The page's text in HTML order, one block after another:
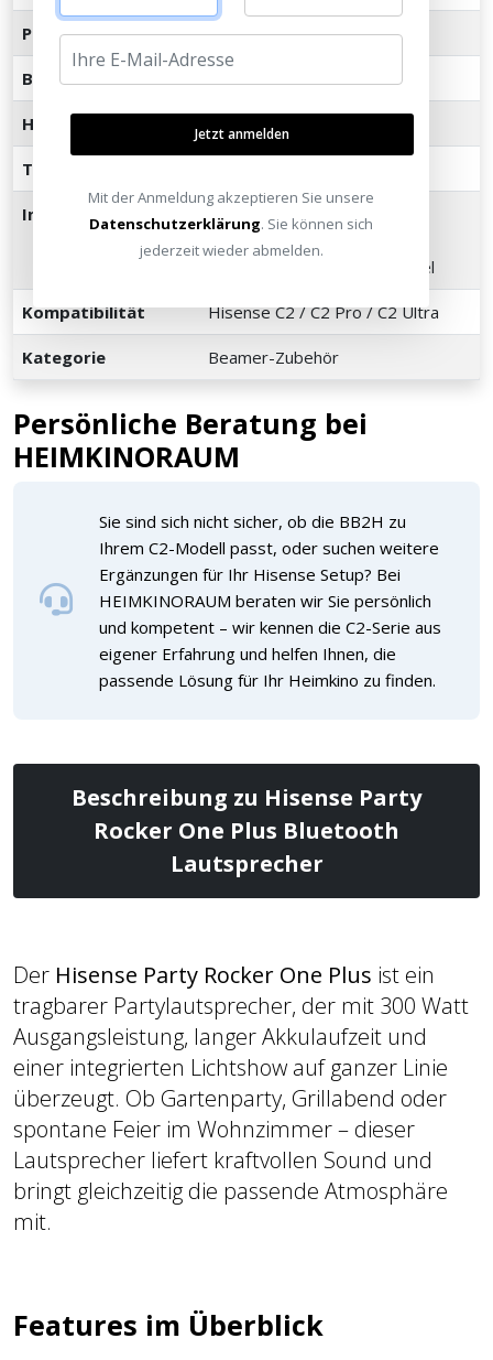
Produkttyp Halbsteife Transporttasche
Breite 260 mm
Höhe 340 mm
Tragegurt
Innenausstattung
Vorgeformter Schaumstoff,
separate Fächer für
Fernbedienung und Netzkabel
Kompatibilität Hisense C2 / C2 Pro / C2 Ultra
Kategorie Beamer-Zubehör
Persönliche Beratung bei
HEIMKINORAUM
Sie sind sich nicht sicher, ob die BB2H zu
Ihrem C2-Modell passt, oder suchen weitere
Ergänzungen für Ihr Hisense Setup? Bei
HEIMKINORAUM beraten wir Sie persönlich
und kompetent – wir kennen die C2-Serie aus
eigener Erfahrung und helfen Ihnen, die
passende Lösung für Ihr Heimkino zu finden.
Beschreibung zu Hisense Party
Rocker One Plus Bluetooth
Lautsprecher
Der Hisense Party Rocker One Plus ist ein
tragbarer Partylautsprecher, der mit 300 Watt
Ausgangsleistung, langer Akkulaufzeit und
einer integrierten Lichtshow auf ganzer Linie
überzeugt. Ob Gartenparty, Grillabend oder
spontane Feier im Wohnzimmer – dieser
Lautsprecher liefert kraftvollen Sound und
bringt gleichzeitig die passende Atmosphäre
mit.
Features im Überblick
Jetzt anmelden
Mit der Anmeldung akzeptieren Sie unsere
Datenschutzerklärung. Sie können sich
jederzeit wieder abmelden.